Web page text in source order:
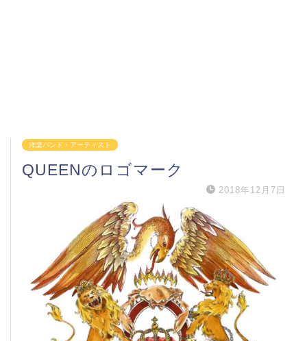
洋楽バンド・アーティスト
QUEENのロゴマーク
2018年12月7日